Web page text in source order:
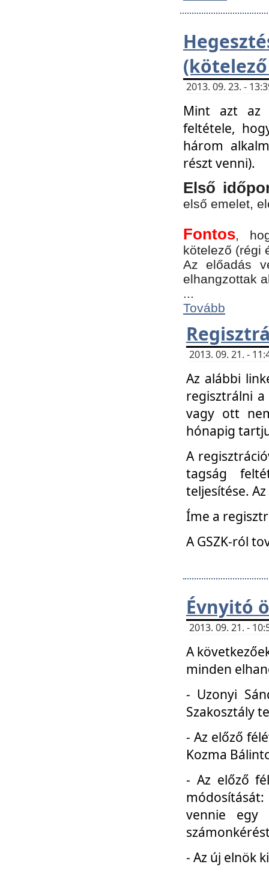
2013. 09. 23. -
Mint azt az
feltétele,
három
részt venni).
Első
első emelet,
Fontos,
kötelező (régi
Az előadás
elhangzottak
...
Tovább
2013. 09. 21. -
Az alábbi
regisztrálni
vagy ott
hónapig
A
tagság
teljesítése.
Íme a
A GSZK-ról
Évnyitó
2013. 09. 21. -
A
minden
- Uzonyi
Szakosztály
- Az előző
Kozma
- Az előző
vennie egy
- Az új elnök